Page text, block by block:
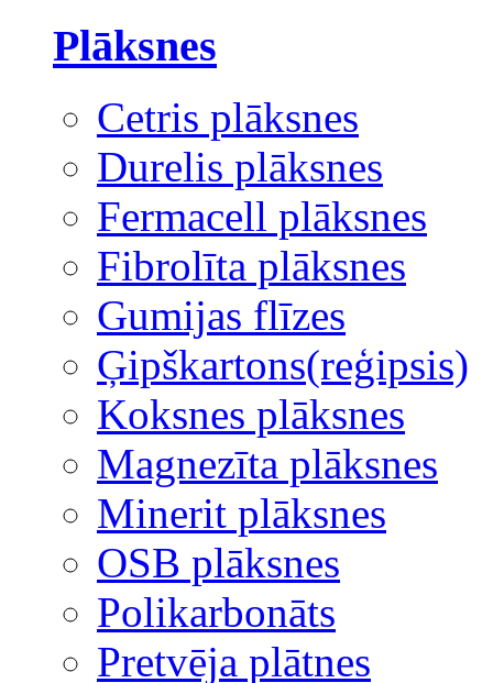
Plāksnes
Cetris plāksnes
Durelis plāksnes
Fermacell plāksnes
Fibrolīta plāksnes
Gumijas flīzes
Ģipškartons(reģipsis)
Koksnes plāksnes
Magnezīta plāksnes
Minerit plāksnes
OSB plāksnes
Polikarbonāts
Pretvēja plātnes